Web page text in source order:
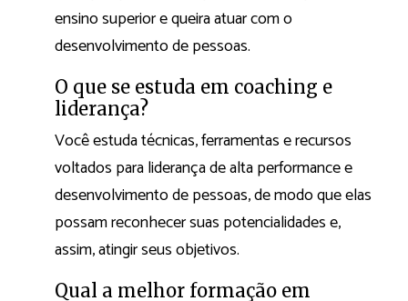
ensino superior e queira atuar com o
desenvolvimento de pessoas.
O que se estuda em coaching e
liderança?
Você estuda técnicas, ferramentas e recursos
voltados para liderança de alta performance e
desenvolvimento de pessoas, de modo que elas
possam reconhecer suas potencialidades e,
assim, atingir seus objetivos.
Qual a melhor formação em